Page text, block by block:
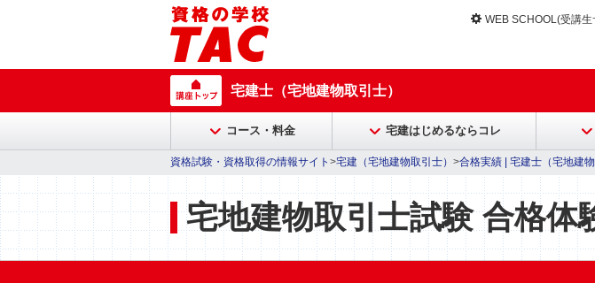
WEB SCHOOL(受講生
宅建士（宅地建物取引士）
コース・料金 宅建はじめるならコレ
資格試験・資格取得の情報サイト >宅建（宅地建物取引士） >合格実績 | 宅建士（宅地建物
宅地建物取引士試験 合格